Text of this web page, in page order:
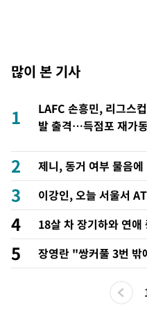
많이 본 기사
1
LAFC 손흥민, 리그스
발 출격…득점포 재가
2 제니, 동거 여부 물음
3
이강인, 오늘 서울서
특급대우'
4 18살 차 장기하와 연
5 장영란 "쌍커풀 3번